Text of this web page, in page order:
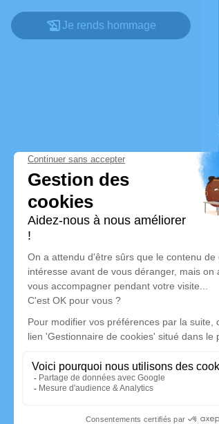
Je rends hommage